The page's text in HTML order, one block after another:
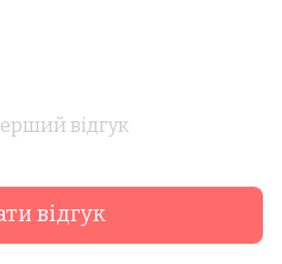
відгук
відгук